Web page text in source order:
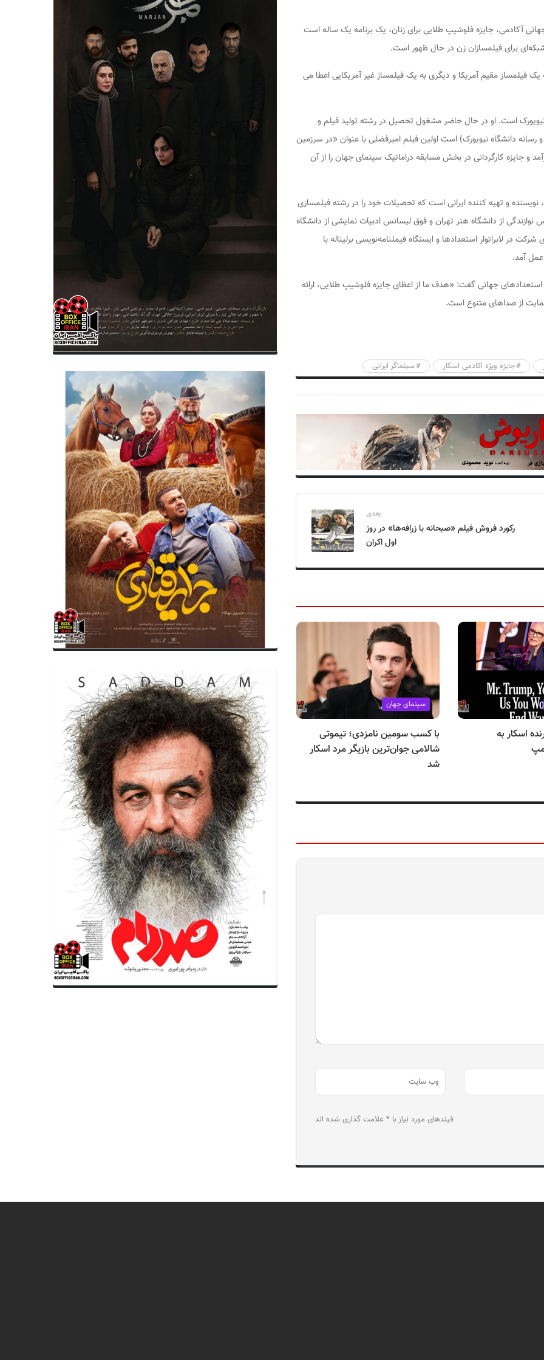
آکادمی، جایزه فلوشیپ طلایی برای زنان، یک برنامه یک ساله است
برای فیلمسازان زن در حال ظهور است.
فیلمساز مقیم آمریکا و دیگری به یک فیلمساز غیر آمریکایی اعطا می
نیویورک است. او در حال حاضر مشغول تحصیل در رشته تولید فیلم و
دانشگاه نیویورک) است اولین فیلم امیرفضلی با عنوان «در سرزمین
و جایزه کارگردانی در بخش مسابقه دراماتیک سینمای جهان را از آن
نویسنده و تهیه کننده ایرانی است که تحصیلات خود را در رشته فیلمسازی
نوازندگی از دانشگاه هنر تهران و فوق لیسانس ادبیات نمایشی از دانشگاه
سال ۲۰۲۴، از کرم‌رودی برای شرکت در لابراتوار استعدادها و ایستگاه فیملنامه‌نویسی برلیناله با
آمد.
استعدادهای جهانی گفت: «هدف ما از اعظای جایزه فلوشیپ طلایی، ارائه
از صداهای متنوع است.
جایزه ویژه اکادمی اسکار سینماگر ایرانی
بعدی
رکورد فروش فیلم «صبحانه با زرافه‌ها» در روز
اول اکران
اسکار به
سینمای جهان
با کسب سومین نامزدی؛ تیموتی
شالامی جوان‌ترین بازیگر مرد اسکار
شد
سینمای جهان
رکوردشکنی تاریخی اسپیلبرگ با ۱۴ بار
نامزدی اسکار
سینمای جهان
«یک نبرد پس از نبرد دیگر»
جایزه منتقدان شد؛ اسکار در
فیلدهای مورد نیاز با * علامت گذاری شده اند